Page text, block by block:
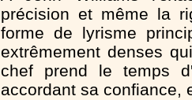
précision et même la
forme de lyrisme
extrêmement denses
chef prend le temps
accordant sa confiance,